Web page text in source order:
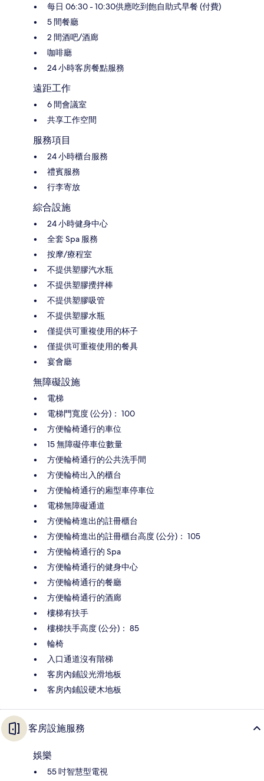
每日 06:30 - 10:30供應吃到飽自助式早餐 (付費)
5 間餐廳
2 間酒吧/酒廊
咖啡廳
24 小時客房餐點服務
遠距工作
6 間會議室
共享工作空間
服務項目
24 小時櫃台服務
禮賓服務
行李寄放
綜合設施
24 小時健身中心
全套 Spa 服務
按摩/療程室
不提供塑膠汽水瓶
不提供塑膠攪拌棒
不提供塑膠吸管
不提供塑膠水瓶
僅提供可重複使用的杯子
僅提供可重複使用的餐具
宴會廳
無障礙設施
電梯
電梯門寬度 (公分)： 100
方便輪椅通行的車位
15 無障礙停車位數量
方便輪椅通行的公共洗手間
方便輪椅出入的櫃台
方便輪椅通行的廂型車停車位
電梯無障礙通道
方便輪椅進出的註冊櫃台
方便輪椅進出的註冊櫃台高度 (公分)： 105
方便輪椅通行的 Spa
方便輪椅通行的健身中心
方便輪椅通行的餐廳
方便輪椅通行的酒廊
樓梯有扶手
樓梯扶手高度 (公分)： 85
輪椅
入口通道沒有階梯
客房內鋪設光滑地板
客房內鋪設硬木地板
客房設施服務
娛樂
55 吋智慧型電視